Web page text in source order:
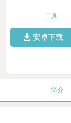
工具
安卓下载
简介